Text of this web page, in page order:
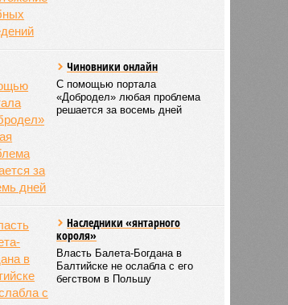
Чиновники онлайн
С помощью портала
«Добродел» любая проблема
решается за восемь дней
Наследники «янтарного
короля»
Власть Балета-Богдана в
Балтийске не ослабла с его
бегством в Польшу